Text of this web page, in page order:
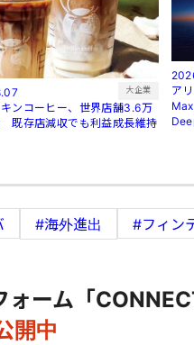
大企業
ンコーヒー、世界店舗3.6万
既存店減収でも利益成長維持
ア
#海外進出 #フィン
ーム「
開中